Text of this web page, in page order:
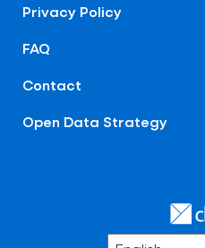
Privacy Policy
FAQ
Contact
Open Data Strategy